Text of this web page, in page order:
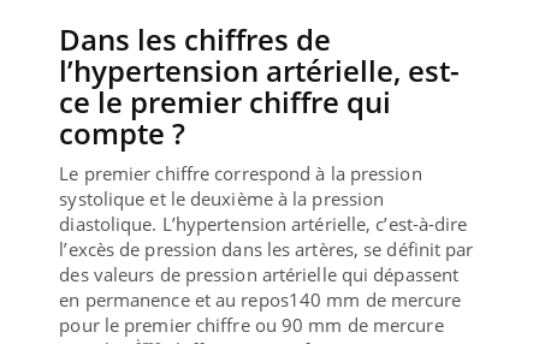
Dans les chiffres de
l’hypertension artérielle, est-
ce le premier chiffre qui
compte ?
Le premier chiffre correspond à la pression
systolique et le deuxième à la pression
diastolique. L’hypertension artérielle, c’est-à-dire
l’excès de pression dans les artères, se définit par
des valeurs de pression artérielle qui dépassent
en permanence et au repos140 mm de mercure
pour le premier chiffre ou 90 mm de mercure